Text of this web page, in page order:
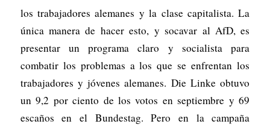
los trabajadores alemanes y la clase capitalista. La
única manera de hacer esto, y socavar al AfD, es
presentar un programa claro y socialista para
combatir los problemas a los que se enfrentan los
trabajadores y jóvenes alemanes. Die Linke obtuvo
un 9,2 por ciento de los votos en septiembre y 69
escaños en el Bundestag. Pero en la campaña